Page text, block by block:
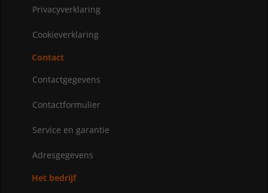
Privacyverklaring
Cookieverklaring
Contact
Contactgegevens
Contactformulier
Service en garantie
Adresgegevens
Het bedrijf